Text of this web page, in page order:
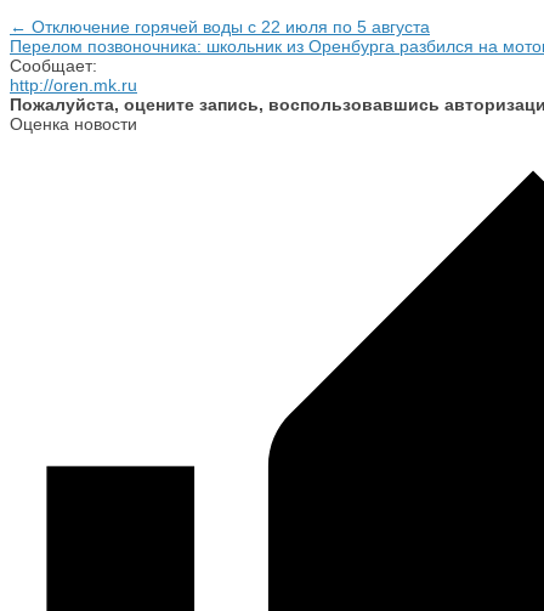
← Отключение горячей воды с 22 июля по 5 августа
Перелом позвоночника: школьник из Оренбурга разбился на
Сообщает:
http://oren.mk.ru
Пожалуйста, оцените запись, воспользовавшись
Оценка новости